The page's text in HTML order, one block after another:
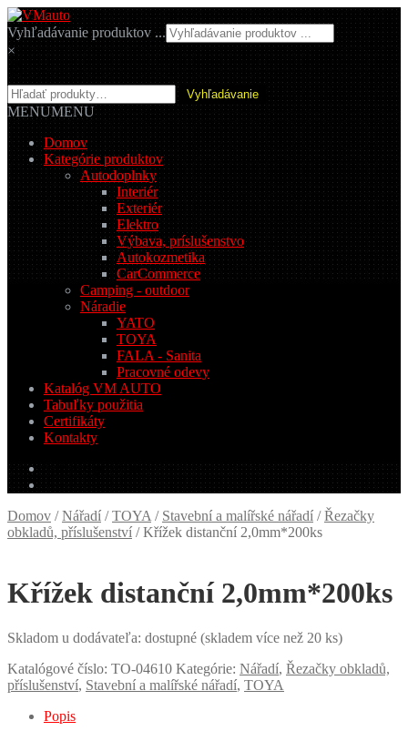
Preskočiť
na
navigáciu
Preskočiť
na
obsah
Vyhľadávanie produktov ...
×
Hľadať: Vyhľadávanie
MENUMENU
Domov
Kategórie produktov
Autodoplnky
Interiér
Exteriér
Elektro
Výbava, príslušenstvo
Autokozmetika
CarCommerce
Camping - outdoor
Náradie
YATO
TOYA
FALA - Sanita
Pracovné odevy
Katalóg VM AUTO
Tabuľky použitia
Certifikáty
Kontakty
0.00 € 0 produktov
Domov /Nářadí /TOYA / Stavební a malířské nářadí /Řezačky
obkladů, příslušenství /Křížek distanční 2,0mm*200ks
Křížek distanční 2,0mm*200ks
Skladom u dodávateľa: dostupné (skladem více než 20 ks)
Katalógové číslo: TO-04610 Kategórie: Nářadí, Řezačky obkladů,
příslušenství, Stavební a malířské nářadí, TOYA
Popis